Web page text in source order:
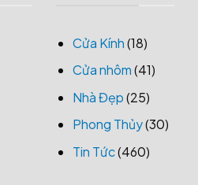
Cửa Kính(18)
Cửa nhôm(41)
Nhà Đẹp(25)
Phong Thủy(30)
Tin Tức(460)